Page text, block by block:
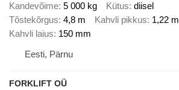
Kandevõime 5 000 kg Kütus diisel
Tõstekõrgus 4,8 m Kahvli pikkus 1,22 m
Kahvli laius 150 mm
Eesti, Pärnu
FORKLIFT OÜ